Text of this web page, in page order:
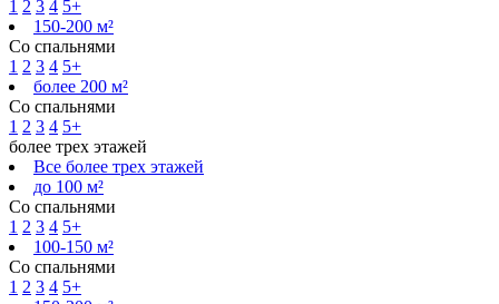
1 2 3 4 5+
150-200 м²
Со спальнями
1 2 3 4 5+
более 200 м²
Со спальнями
1 2 3 4 5+
более трех этажей
Все более трех этажей
до 100 м²
Со спальнями
1 2 3 4 5+
100-150 м²
Со спальнями
1 2 3 4 5+